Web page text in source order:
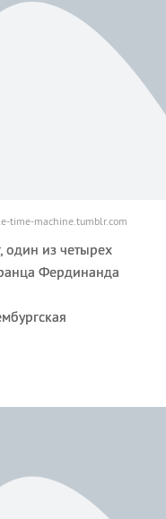
time-machine.tumblr.com
один из четырех
Фердинанда